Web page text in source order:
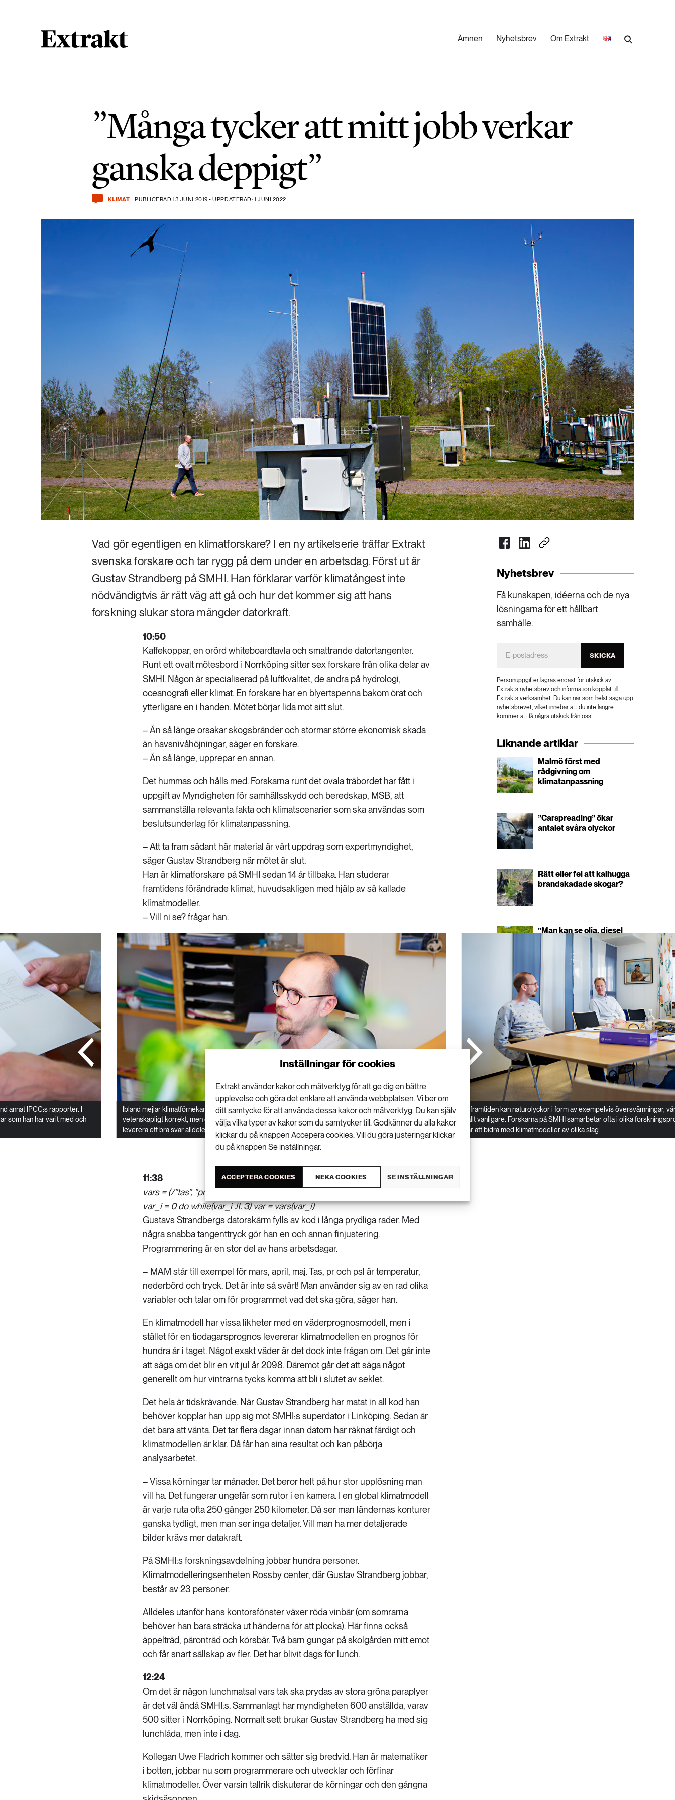
Inställningar för cookies
Extrakt använder kakor och mätverktyg för att ge dig en bättre
upplevelse och göra det enklare att använda webbplatsen. Vi ber om
ditt samtycke för att använda dessa kakor och mätverktyg. Du kan själv
välja vilka typer av kakor som du samtycker till. Godkänner du alla kakor
klickar du på knappen Accepera cookies. Vill du göra justeringar klickar
du på knappen Se inställningar.
ACCEPTERA COOKIES NEKA COOKIES SE INSTÄLLNINGAR
Ämnen Nyhetsbrev Om Extrakt
Klimat Landsbygd
Livsstil & konsumtion
612 ARTIKLAR
Mat & jordbruk
Social hållbarhet Transport Vatten
”Många tycker att mitt jobb verkar
ganska deppigt”
KLIMAT PUBLICERAD 13 JUNI 2019 • UPPDATERAD: 1 JUNI 2022
Vad gör egentligen en klimatforskare? I en ny artikelserie träffar Extrakt
svenska forskare och tar rygg på dem under en arbetsdag. Först ut är
Gustav Strandberg på SMHI. Han förklarar varför klimatångest inte
nödvändigtvis är rätt väg att gå och hur det kommer sig att hans
forskning slukar stora mängder datorkraft.
10:50
Kaffekoppar, en orörd whiteboardtavla och smattrande datortangenter.
Runt ett ovalt mötesbord i Norrköping sitter sex forskare från olika delar av
SMHI. Någon är specialiserad på luftkvalitet, de andra på hydrologi,
oceanografi eller klimat. En forskare har en blyertspenna bakom örat och
ytterligare en i handen. Mötet börjar lida mot sitt slut.
– Än så länge orsakar skogsbränder och stormar större ekonomisk skada
än havsnivåhöjningar, säger en forskare.
– Än så länge, upprepar en annan.
Det hummas och hålls med. Forskarna runt det ovala träbordet har fått i
uppgift av Myndigheten för samhällsskydd och beredskap, MSB, att
sammanställa relevanta fakta och klimatscenarier som ska användas som
beslutsunderlag för klimatanpassning.
– Att ta fram sådant här material är vårt uppdrag som expertmyndighet,
säger Gustav Strandberg när mötet är slut.
Han är klimatforskare på SMHI sedan 14 år tillbaka. Han studerar
framtidens förändrade klimat, huvudsakligen med hjälp av så kallade
klimatmodeller.
– Vill ni se? frågar han.
annat IPCC:s rapporter. I
som han har varit med och
Ibland mejlar klimatförnekare frågor eller påståenden till SMHI. ”Min strategi är att svara korrekt. Både
vetenskapligt korrekt, men också i god ton. Det är den enda framkomliga vägen. Det är min skyldighet att
leverera ett bra svar alldeles oavsett vad den som mejlar har för utgångspunkt” säger Gustav Strandberg.
I framtiden kan naturolyckor i form av exempelvis översvämningar,
allt vanligare. Forskarna på SMHI samarbetar ofta i olika
är att bidra med klimatmodeller av olika slag.
11:38
vars = (/”tas”, ”pr”, ”psl”/l) seasons = (/”ANN”, ”DJF”, ”MAM”, ”JJA”, ”SON”/)
var_i = 0 do while(var_i .lt. 3) var = vars(var_i)
Gustavs Strandbergs datorskärm fylls av kod i långa prydliga rader. Med
några snabba tangenttryck gör han en och annan finjustering.
Programmering är en stor del av hans arbetsdagar.
– MAM står till exempel för mars, april, maj. Tas, pr och psl är temperatur,
nederbörd och tryck. Det är inte så svårt! Man använder sig av en rad olika
variabler och talar om för programmet vad det ska göra, säger han.
En klimatmodell har vissa likheter med en väderprognosmodell, men i
stället för en tiodagarsprognos levererar klimatmodellen en prognos för
hundra år i taget. Något exakt väder är det dock inte frågan om. Det går inte
att säga om det blir en vit jul år 2098. Däremot går det att säga något
generellt om hur vintrarna tycks komma att bli i slutet av seklet.
Det hela är tidskrävande. När Gustav Strandberg har matat in all kod han
behöver kopplar han upp sig mot SMHI:s superdator i Linköping. Sedan är
det bara att vänta. Det tar flera dagar innan datorn har räknat färdigt och
klimatmodellen är klar. Då får han sina resultat och kan påbörja
analysarbetet.
– Vissa körningar tar månader. Det beror helt på hur stor upplösning man
vill ha. Det fungerar ungefär som rutor i en kamera. I en global klimatmodell
är varje ruta ofta 250 gånger 250 kilometer. Då ser man ländernas konturer
ganska tydligt, men man ser inga detaljer. Vill man ha mer detaljerade
bilder krävs mer datakraft.
På SMHI:s forskningsavdelning jobbar hundra personer.
Klimatmodelleringsenheten Rossby center, där Gustav Strandberg jobbar,
består av 23 personer.
Alldeles utanför hans kontorsfönster växer röda vinbär (om somrarna
behöver han bara sträcka ut händerna för att plocka). Här finns också
äppelträd, päronträd och körsbär. Två barn gungar på skolgården mitt emot
och får snart sällskap av fler. Det har blivit dags för lunch.
12:24
Om det är någon lunchmatsal vars tak ska prydas av stora gröna paraplyer
är det väl ändå SMHI:s. Sammanlagt har myndigheten 600 anställda, varav
500 sitter i Norrköping. Normalt sett brukar Gustav Strandberg ha med sig
lunchlåda, men inte i dag.
Kollegan Uwe Fladrich kommer och sätter sig bredvid. Han är matematiker
i botten, jobbar nu som programmerare och utvecklar och förfinar
klimatmodeller. Över varsin tallrik diskuterar de körningar och den gångna
Nyhetsbrev
Få kunskapen, idéerna och de nya
lösningarna för ett hållbart
samhälle.
SKICKA
Personuppgifter lagras endast för utskick av
Extrakts nyhetsbrev och information kopplat till
Extrakts verksamhet. Du kan när som helst säga upp
nyhetsbrevet, vilket innebär att du inte längre
kommer att få några utskick från oss.
Liknande artiklar
Malmö först med
rådgivning om
klimatanpassning
”Carspreading” ökar
antalet svåra olyckor
Rätt eller fel att kalhugga
brandskadade skogar?
”Man kan se olja, diesel
och bensin som ett
kulturarv”